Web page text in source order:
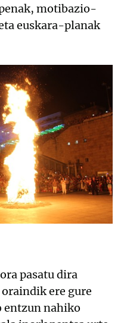
motibazio-
euskara-planak
pasatu dira
ere gure
entzun nahiko